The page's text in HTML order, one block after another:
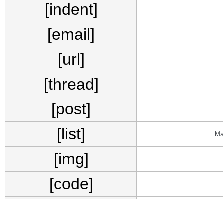
[indent]
[email]
[url]
[thread]
[post]
[list]
[img]
[code]